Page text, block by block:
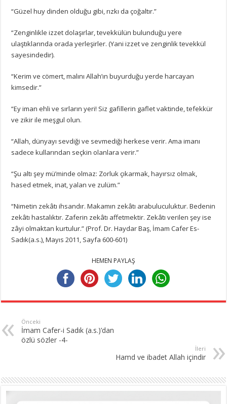
“Güzel huy dinden olduğu gibi, rızkı da çoğaltır.”
“Zenginlikle izzet dolaşırlar, tevekkülün bulunduğu yere
ulaştıklarında orada yerleşirler. (Yani izzet ve zenginlik tevekkül
sayesindedir).
“Kerim ve cömert, malını Allah’ın buyurduğu yerde harcayan
kimsedir.”
“Ey iman ehli ve sırların yeri! Siz gafillerin gaflet vaktinde, tefekkür
ve zikir ile meşgul olun.
“Allah, dünyayı sevdiği ve sevmediği herkese verir. Ama imanı
sadece kullarından seçkin olanlara verir.”
“Şu altı şey mü’minde olmaz: Zorluk çıkarmak, hayırsız olmak,
hased etmek, inat, yalan ve zulüm.”
“Nimetin zekâtı ihsandır. Makamın zekâtı arabuluculuktur. Bedenin
zekâtı hastalıktır. Zaferin zekâtı affetmektir. Zekâtı verilen şey ise
zâyi olmaktan kurtulur.” (Prof. Dr. Haydar Baş, İmam Cafer Es-
Sadık(a.s.), Mayıs 2011, Sayfa 600-601)
HEMEN PAYLAŞ
Önceki
İmam Cafer-i Sadık (a.s.)’dan
özlü sözler -4-
İleri
Hamd ve ibadet Allah içindir